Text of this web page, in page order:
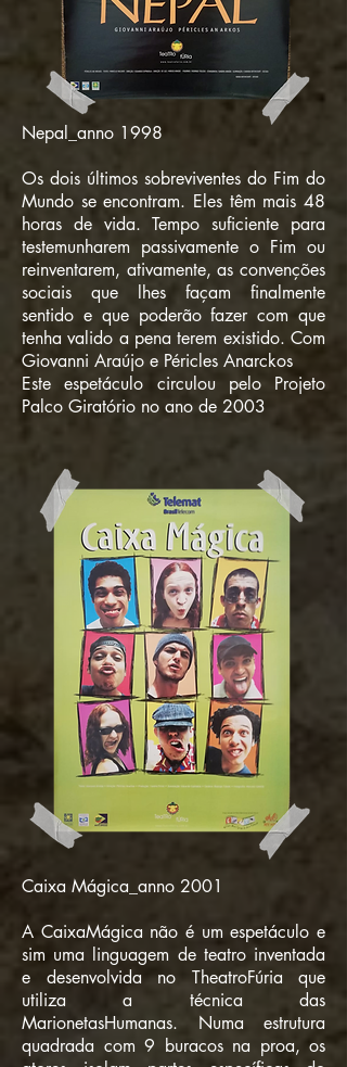
Nepal_anno 1998
Os dois últimos sobreviventes do Fim do
Mundo se encontram. Eles têm mais 48
horas de vida. Tempo suficiente para
testemunharem passivamente o Fim ou
reinventarem, ativamente, as convenções
sociais que lhes façam finalmente
sentido e que poderão fazer com que
tenha valido a pena terem existido. Com
Giovanni Araújo e Péricles Anarckos
Este espetáculo circulou pelo Projeto
Palco Giratório no ano de 2003
Caixa Mágica_anno 2001
A CaixaMágica não é um espetáculo e
sim uma linguagem de teatro inventada
e desenvolvida no TheatroFúria que
utiliza a técnica das
MarionetasHumanas. Numa estrutura
quadrada com 9 buracos na proa, os